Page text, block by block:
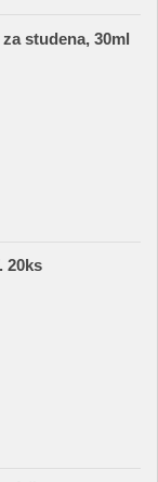
studena, 30ml
20ks